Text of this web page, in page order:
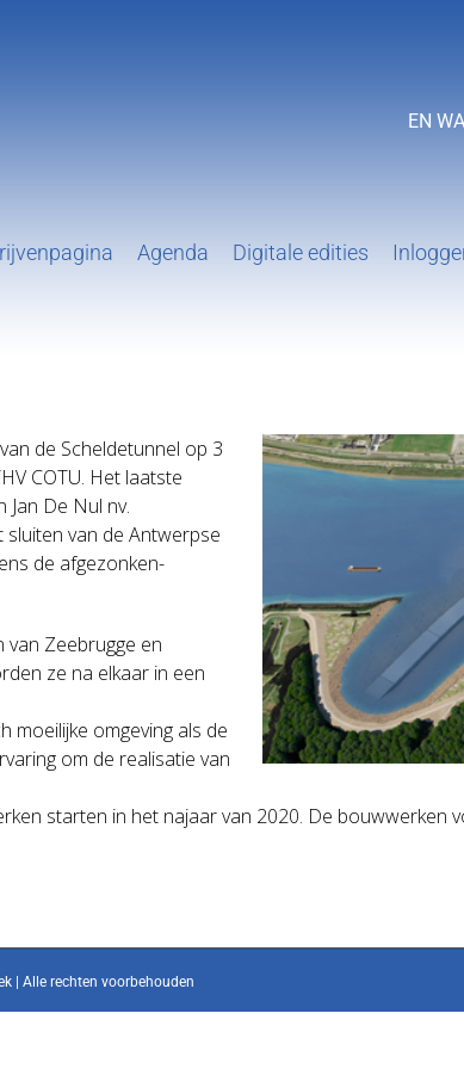
EN
Agenda Digitale edities
de Scheldetunnel op 3
COTU. Het laatste
De Nul nv.
van de Antwerpse
de afgezonken-
Zeebrugge en
ze na elkaar in een
moeilijke omgeving als de
om de realisatie van
starten in het najaar van 2020. De bouwwerken
| Alle rechten voorbehouden